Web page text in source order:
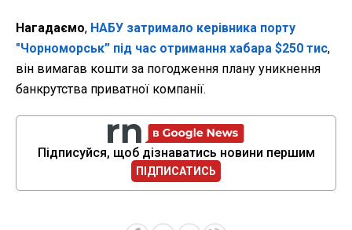
Нагадаємо, НАБУ затримало керівника порту
"Чорноморськ” під час отримання хабара $250 тис,
він вимагав кошти за погодження плану уникнення
банкрутства приватної компанії.
Підписуйся, щоб дізнаватись новини першим
ПІДПИСАТИСЬ